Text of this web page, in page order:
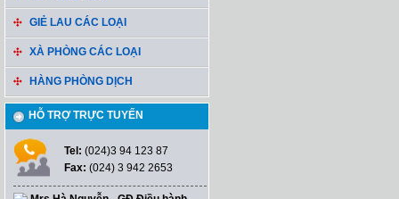
GIẺ LAU CÁC LOẠI
XÀ PHÒNG CÁC LOẠI
HÀNG PHÒNG DỊCH
HỖ TRỢ TRỰC TUYẾN
Tel: (024)3 94 123 87
Fax: (024) 3 942 2653